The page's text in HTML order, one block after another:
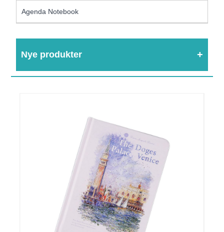
Agenda Notebook
Nye produkter